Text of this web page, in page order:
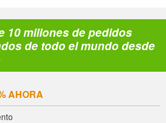
10 millones de pedidos
de todo el mundo desde
AHORA